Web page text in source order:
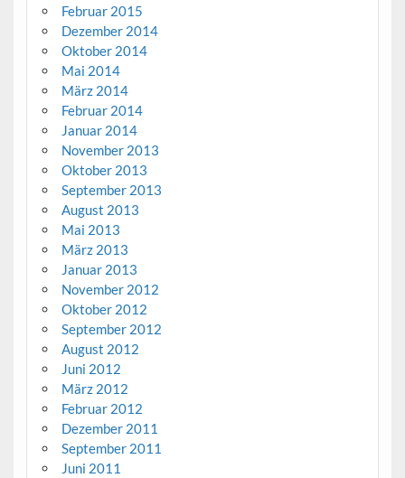
Februar 2015
Dezember 2014
Oktober 2014
Mai 2014
März 2014
Februar 2014
Januar 2014
November 2013
Oktober 2013
September 2013
August 2013
Mai 2013
März 2013
Januar 2013
November 2012
Oktober 2012
September 2012
August 2012
Juni 2012
März 2012
Februar 2012
Dezember 2011
September 2011
Juni 2011